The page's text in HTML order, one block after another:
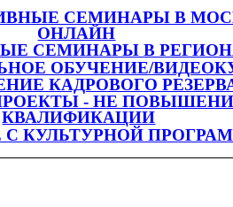
СЕМИНАРЫ В
ОНЛАЙН
СЕМИНАРЫ В
ОБУЧЕНИЕ/
КАДРОВОГО
- НЕ
КВАЛИФИКАЦИИ
С КУЛЬТУРНОЙ